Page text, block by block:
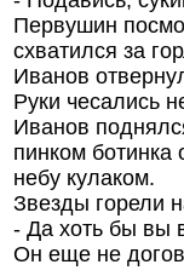
Первушин
схватился за
Иванов
Руки чесались
Иванов
пинком ботинка
небу кулаком.
Звезды горели
- Да хоть бы вы
Он еще не